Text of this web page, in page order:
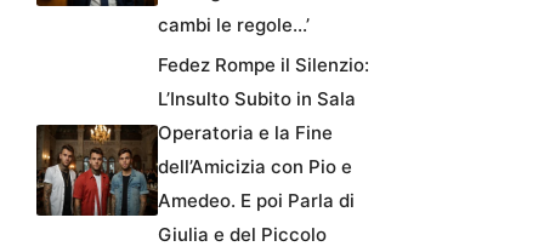
cambi le regole…’
Fedez Rompe il Silenzio:
L’Insulto Subito in Sala
Operatoria e la Fine
dell’Amicizia con Pio e
Amedeo. E poi Parla di
Giulia e del Piccolo